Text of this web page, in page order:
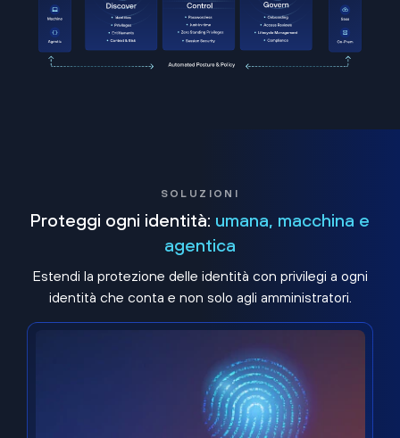
SOLUZIONI
Proteggi ogni identità: umana, macchina e
agentica
Estendi la protezione delle identità con privilegi a ogni
identità che conta e non solo agli amministratori.